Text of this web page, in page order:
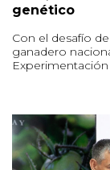
genético
Con el desafío
ganadero
Experimentación